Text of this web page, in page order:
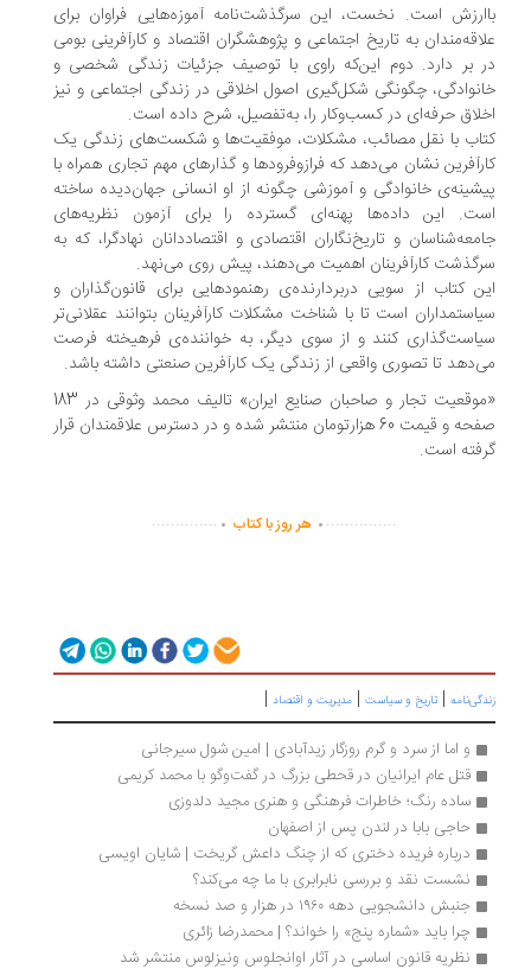
است. نخست، این سرگذشت‌نامه آموزه‌هایی فراوان برای
به تاریخ اجتماعی و پژوهشگران اقتصاد و کارآفرینی بومی
بر دارد. دوم این‌که راوی با توصیف جزئیات زندگی شخصی و
چگونگی شکل‌گیری اصول اخلاقی در زندگی اجتماعی و نیز
حرفه‌ای در کسب‌وکار را، به‌تفصیل، شرح داده است.
با نقل مصائب، مشکلات، موفقیت‌ها و شکست‌های زندگی یک
نشان می‌دهد که فرازوفرودها و گذارهای مهم تجاری همراه با
خانوادگی و آموزشی چگونه از او انسانی جهان‌دیده ساخته
این داده‌ها پهنه‌ای گسترده را برای آزمون نظریه‌های
و تاریخ‌نگاران اقتصادی و اقتصاددانان نهادگرا، که به
کارآفرینان اهمیت می‌دهند، پیش روی می‌نهد.
کتاب از سویی دربردارنده‌ی رهنمودهایی برای قانون‌گذاران و
است تا با شناخت مشکلات کارآفرینان بتوانند عقلانی‌تر
کنند و از سوی دیگر، به خواننده‌ی فرهیخته فرصت
تا تصوری واقعی از زندگی یک کارآفرین صنعتی داشته باشد.
«موقعیت تجار و صاحبان صنایع ایران» تالیف محمد وثوقی در 183
صفحه و قیمت 60 هزارتومان منتشر شده و در دسترس علاقمندان قرار
است.
...............
. هر روز با کتاب .
..............
|تاریخ و سیاست |مدیریت و اقتصاد|
و اما از سرد و گرم روزگار زیدآبادی | امین شول سیرجانی
قتل عام ایرانیان در قحطی بزرگ در گفت‌وگو با محمد کریمی
ساده رنگ؛ خاطرات فرهنگی و هنری مجید دلدوزی
حاجی بابا در لندن پس از اصفهان
درباره فریده دختری که از چنگ داعش گریخت | شایان اویسی
نشست نقد و بررسی نابرابری با ما چه می‌کند؟
جنبش دانشجویی دهه ۱۹۶۰ در هزار و صد نسخه
چرا باید «شماره پنج» را خواند؟ | محمدرضا زائری
نظریه قانون اساسی در آثار اوانجلوس ونیزلوس منتشر شد